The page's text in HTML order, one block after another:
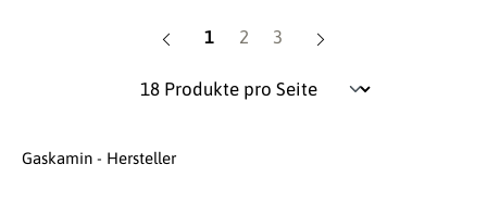
Seite
1 Seite
2 Seite
3
Gaskamin - Hersteller